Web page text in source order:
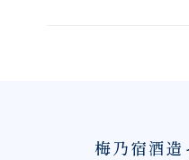
梅乃宿酒造